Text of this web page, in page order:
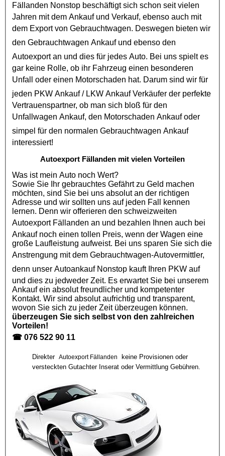
Fällanden Nonstop beschäftigt sich schon seit vielen
Jahren mit dem Ankauf und Verkauf, ebenso auch mit
dem Export von Gebrauchtwagen. Deswegen bieten wir
den Gebrauchtwagen Ankaufund ebenso den
Autoexportan und dies für jedes Auto. Bei uns spielt es
gar keine Rolle, ob ihr Fahrzeug einen besonderen
Unfall oder einen Motorschaden hat. Darum sind wir für
jeden PKW Ankauf/ LKW AnkaufVerkäufer der perfekte
Vertrauenspartner, ob man sich bloß für den
Unfallwagen Ankauf, den Motorschaden Ankaufoder
simpel für den normalen Gebrauchtwagen Ankauf
interessiert!
Autoexport Fällanden mit vielen Vorteilen
Was ist mein Auto noch Wert?
Sowie Sie Ihr gebrauchtes Gefährt zu Geld machen
möchten, sind Sie bei uns absolut an der richtigen
Adresse und wir sollten uns auf jeden Fall kennen
lernen. Denn wir offerieren den schweizweiten
Autoexport Fällanden an und bezahlen Ihnen auch bei
Ankauf noch einen tollen Preis, wenn der Wagen eine
große Laufleistung aufweist. Bei uns sparen Sie sich die
Anstrengung mit dem Gebrauchtwagen-Autovermittler,
denn unser AutoankaufNonstop kauft Ihren PKW auf
und dies zu jedweder Zeit. Es erwartet Sie bei unserem
Ankauf ein absolut freundlicher und kompetenter
Kontakt. Wir sind absolut aufrichtig und transparent,
wovon Sie sich zu jeder Zeit überzeugen können.
überzeugen Sie sich selbst von den zahlreichen
Vorteilen!
☎ 076 522 90 11
Direkter Autoexport Fällanden
keine Provisionen oder
versteckten Gutachter Inserat oder Vermittlung Gebühren.